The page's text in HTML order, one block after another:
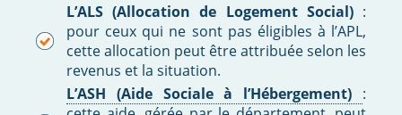
L’ALS (Allocation de Logement Social):
pour ceux qui ne sont pas éligibles à l’APL,
cette allocation peut être attribuée selon les
revenus et la situation.
L’ASH (Aide Sociale à l’Hébergement) :